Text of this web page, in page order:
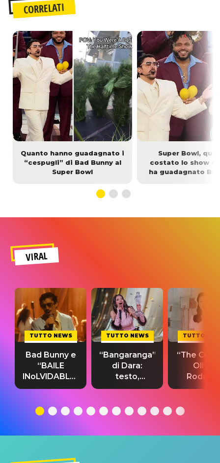
CORRELATI
Quanto hanno guadagnato i
“cespugli” di Bad Bunny al
Super Bowl
Super Bowl,
costato lo show e
ha guadagnato
VIRAL
TUTTO NEWS
Bad Bunny e
“BAILE
INoLVIDABLE”:
testo,
significato
TUTTO NEWS
“Bangaranga”
di Dara:
testo,
traduzione e
del singolo
TUTTO
“The
Olivia
testo,